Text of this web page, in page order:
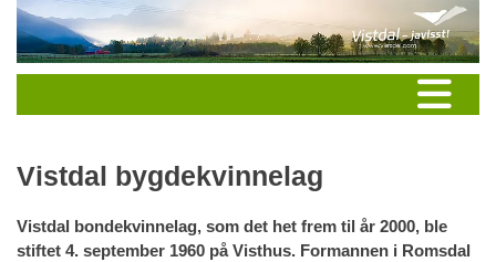
Vistdal bygdekvinnelag
Vistdal bondekvinnelag, som det het frem til år 2000, ble
stiftet 4. september 1960 på Visthus. Formannen i Romsdal